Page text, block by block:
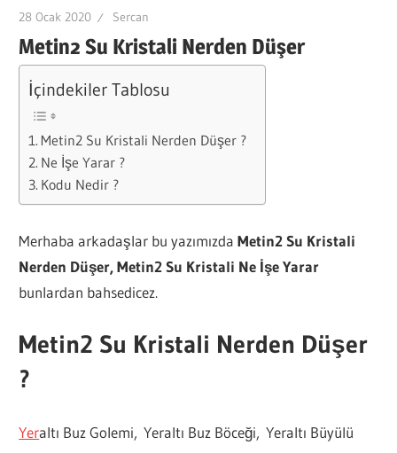
28 Ocak 2020 Sercan
Metin2 Su Kristali Nerden Düşer
İçindekiler Tablosu
Metin2 Su Kristali Nerden Düşer ?
Ne İşe Yarar ?
Kodu Nedir ?
Merhaba arkadaşlar bu yazımızdaMetin2 Su Kristali
Nerden Düşer, Metin2 Su Kristali Ne İşe Yarar
bunlardan bahsedicez.
Metin2 Su Kristali Nerden Düşer
?
Yeraltı Buz Golemi, Yeraltı Buz Böceği, Yeraltı Büyülü